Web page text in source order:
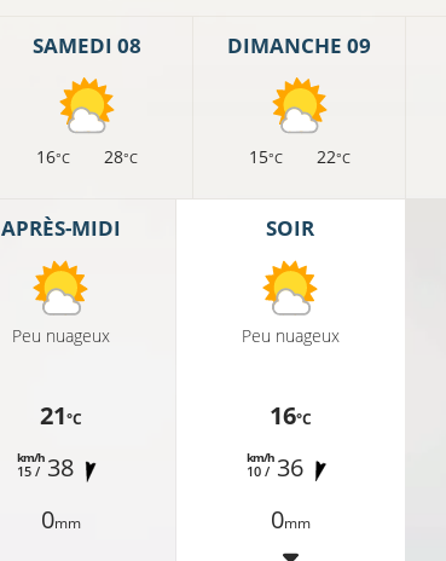
SAMEDI 08
16°C 28°C
DIMANCHE 09
15°C 22°C
APRÈS-MIDI
Peu nuageux
21°C
15 /
km/h 38
0mm
SOIR
Peu nuageux
16°C
10 /
km/h 36
0mm